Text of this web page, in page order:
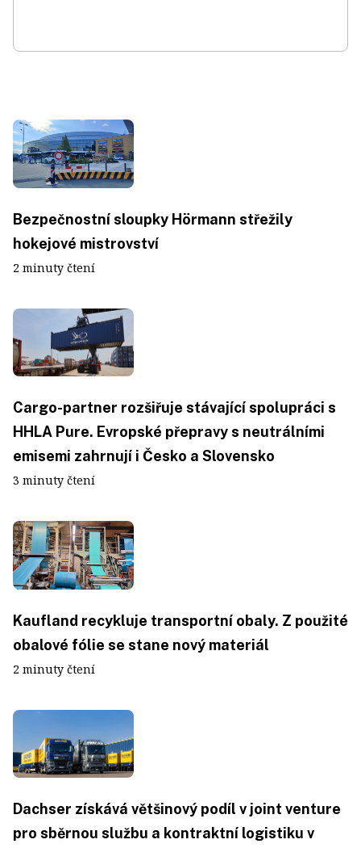
Bezpečnostní sloupky Hörmann střežily
hokejové mistrovství
2 minuty čtení
Cargo-partner rozšiřuje stávající spolupráci s
HHLA Pure. Evropské přepravy s neutrálními
emisemi zahrnují i Česko a Slovensko
3 minuty čtení
Kaufland recykluje transportní obaly. Z použité
obalové fólie se stane nový materiál
2 minuty čtení
Dachser získává většinový podíl v joint venture
pro sběrnou službu a kontraktní logistiku v